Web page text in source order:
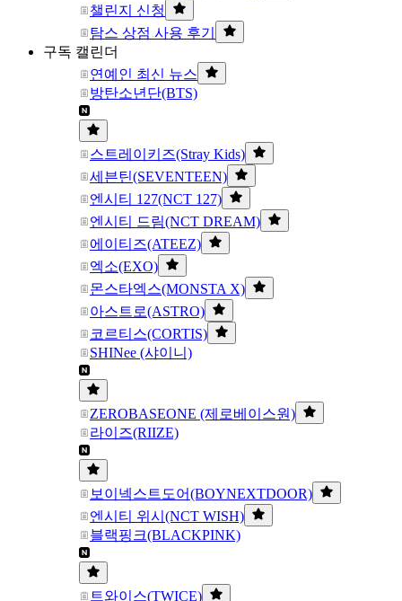
챌린지 신청
탐스 상점 사용 후기
구독 캘린더
연예인 최신 뉴스
방탄소년단(BTS)
스트레이키즈(Stray Kids)
세븐틴(SEVENTEEN)
엔시티 127(NCT 127)
엔시티 드림(NCT DREAM)
에이티즈(ATEEZ)
엑소(EXO)
몬스타엑스(MONSTA X)
아스트로(ASTRO)
코르티스(CORTIS)
SHINee (샤이니)
ZEROBASEONE (제로베이스원)
라이즈(RIIZE)
보이넥스트도어(BOYNEXTDOOR)
엔시티 위시(NCT WISH)
블랙핑크(BLACKPINK)
트와이스(TWICE)